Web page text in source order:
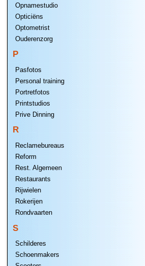
Opnamestudio
Opticiëns
Optometrist
Ouderenzorg
P
Pasfotos
Personal training
Portretfotos
Printstudios
Prive Dinning
R
Reclamebureaus
Reform
Rest. Algemeen
Restaurants
Rijwielen
Rokerijen
Rondvaarten
S
Schilderes
Schoenmakers